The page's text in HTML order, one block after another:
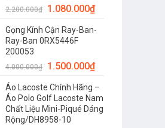
2.200.000₫ 1.080.000₫
Gọng Kính Cận Ray-Ban-
Ray-Ban 0RX5446F
200053
4.000.000₫ 1.500.000₫
Áo Lacoste Chính Hãng –
Áo Polo Golf Lacoste Nam
Chất Liệu Mini-Piqué Dáng
Rộng/DH8958-10